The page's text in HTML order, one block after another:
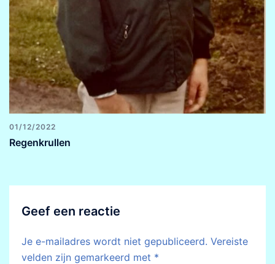
01/12/2022
Regenkrullen
Geef een reactie
Je e-mailadres wordt niet gepubliceerd. Vereiste
velden zijn gemarkeerd met *